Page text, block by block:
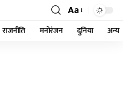
Aa
राजनीति मनोरंजन दुनिया अन्य